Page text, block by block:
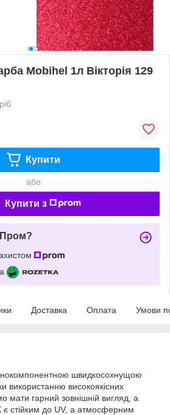
Mobihel 1л Вікторія 129
Купити
або
Купити з
Пром?
Доставка Оплата Умови
швидкосохнущою
використанню високоякісних
мати гарний зовнішній вигляд, а
є стійким до UV, а атмосферним